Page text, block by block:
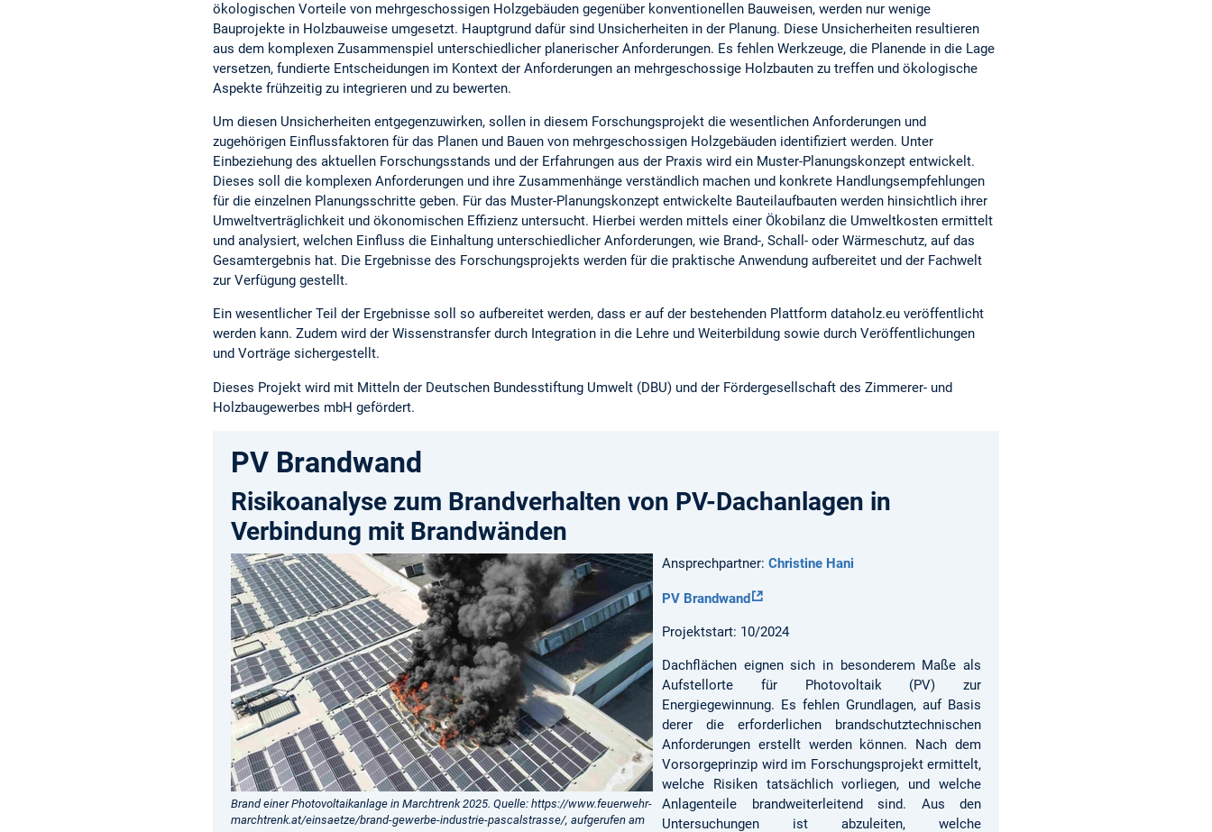
ökologischen Vorteile von mehrgeschossigen Holzgebäuden gegenüber konventionellen Bauweisen, werden nur wenige
Bauprojekte in Holzbauweise umgesetzt. Hauptgrund dafür sind Unsicherheiten in der Planung. Diese Unsicherheiten resultieren
aus dem komplexen Zusammenspiel unterschiedlicher planerischer Anforderungen. Es fehlen Werkzeuge, die Planende in die Lage
versetzen, fundierte Entscheidungen im Kontext der Anforderungen an mehrgeschossige Holzbauten zu treffen und ökologische
Aspekte frühzeitig zu integrieren und zu bewerten.
Um diesen Unsicherheiten entgegenzuwirken, sollen in diesem Forschungsprojekt die wesentlichen Anforderungen und
zugehörigen Einflussfaktoren für das Planen und Bauen von mehrgeschossigen Holzgebäuden identifiziert werden. Unter
Einbeziehung des aktuellen Forschungsstands und der Erfahrungen aus der Praxis wird ein Muster-Planungskonzept entwickelt.
Dieses soll die komplexen Anforderungen und ihre Zusammenhänge verständlich machen und konkrete Handlungsempfehlungen
für die einzelnen Planungsschritte geben. Für das Muster-Planungskonzept entwickelte Bauteilaufbauten werden hinsichtlich ihrer
Umweltverträglichkeit und ökonomischen Effizienz untersucht. Hierbei werden mittels einer Ökobilanz die Umweltkosten ermittelt
und analysiert, welchen Einfluss die Einhaltung unterschiedlicher Anforderungen, wie Brand-, Schall- oder Wärmeschutz, auf das
Gesamtergebnis hat. Die Ergebnisse des Forschungsprojekts werden für die praktische Anwendung aufbereitet und der Fachwelt
zur Verfügung gestellt.
Ein wesentlicher Teil der Ergebnisse soll so aufbereitet werden, dass er auf der bestehenden Plattform dataholz.eu veröffentlicht
werden kann. Zudem wird der Wissenstransfer durch Integration in die Lehre und Weiterbildung sowie durch Veröffentlichungen
und Vorträge sichergestellt.
Dieses Projekt wird mit Mitteln der Deutschen Bundesstiftung Umwelt (DBU) und der Fördergesellschaft des Zimmerer- und
Holzbaugewerbes mbH gefördert.
PV Brandwand
Risikoanalyse zum Brandverhalten von PV-Dachanlagen in
Verbindung mit Brandwänden
Brand einer Photovoltaikanlage in Marchtrenk 2025. Quelle: https://www.feuerwehr-
marchtrenk.at/einsaetze/brand-gewerbe-industrie-pascalstrasse/, aufgerufen am
Ansprechpartner: Christine Hani
PV Brandwand
Projektstart: 10/2024
Dachflächen eignen sich in besonderem Maße als
Aufstellorte für Photovoltaik (PV) zur
Energiegewinnung. Es fehlen Grundlagen, auf Basis
derer die erforderlichen brandschutztechnischen
Anforderungen erstellt werden können. Nach dem
Vorsorgeprinzip wird im Forschungsprojekt ermittelt,
welche Risiken tatsächlich vorliegen, und welche
Anlagenteile brandweiterleitend sind. Aus den
Untersuchungen ist abzuleiten, welche